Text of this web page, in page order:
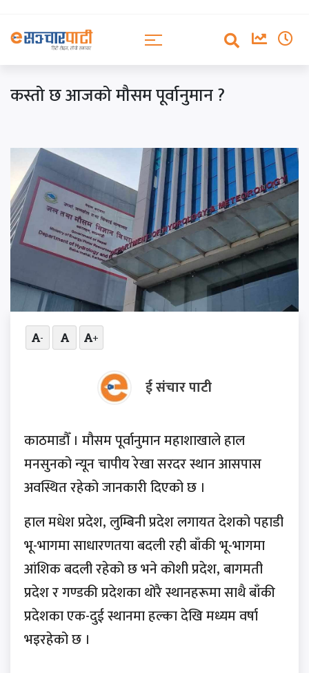
कस्तो छ आजको मौसम पूर्वानुमान ?
- +
ई संचार पाटी
काठमाडौँ । मौसम पूर्वानुमान महाशाखाले हाल
मनसुनको न्यून चापीय रेखा सरदर स्थान आसपास
अवस्थित रहेको जानकारी दिएको छ ।
हाल मधेश प्रदेश, लुम्बिनी प्रदेश लगायत देशको पहाडी
भू-भागमा साधारणतया बदली रही बाँकी भू-भागमा
आंशिक बदली रहेको छ भने कोशी प्रदेश, बागमती
प्रदेश र गण्डकी प्रदेशका थोरै स्थानहरूमा साथै बाँकी
प्रदेशका एक-दुई स्थानमा हल्का देखि मध्यम वर्षा
भइरहेको छ ।